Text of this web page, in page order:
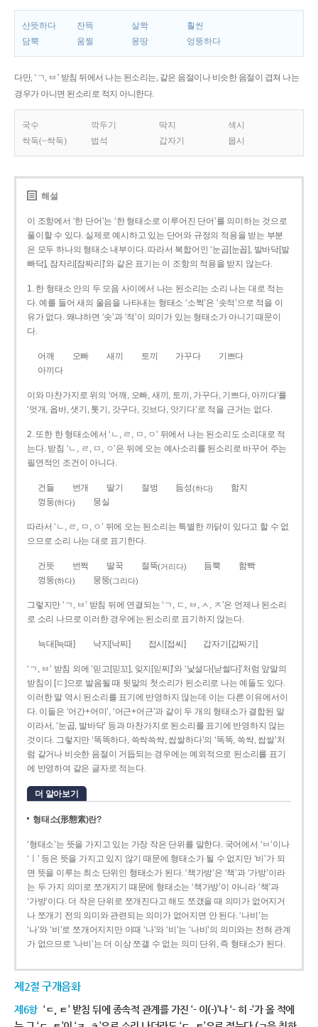
산뜻하다 잔뜩 살짝
훨씬
담뿍
움찔 몽땅 엉뚱하다
다만, ‘ㄱ, ㅂ’ 받침 뒤에서 나는 된소리는, 같은 음절이나 비슷한 음절이 겹쳐 나는
경우가 아니면 된소리로 적지 아니한다.
국수 깍두기 딱지
색시
싹둑(~싹둑)
법석 갑자기 몹시
해설
이 조항에서 ‘한 단어’는 ‘한 형태소로 이루어진 단어’를 의미하는 것으로
풀이할 수 있다. 실제로 예시하고 있는 단어와 규정의 적용을 받는 부분
은 모두 하나의 형태소 내부이다. 따라서 복합어인 ‘눈곱[눈꼽], 발바닥[발
빠닥], 잠자리[잠짜리]’와 같은 표기는 이 조항의 적용을 받지 않는다.
1. 한 형태소 안의 두 모음 사이에서 나는 된소리는 소리 나는 대로 적는
다. 예를 들어 새의 울음을 나타내는 형태소 ‘소쩍’은 ‘솟적’으로 적을 이
유가 없다. 왜냐하면 ‘솟’과 ‘적’이 의미가 있는 형태소가 아니기 때문이
다.
어깨 오빠 새끼 토끼 가꾸다
기쁘다
아끼다
이와 마찬가지로 위의 ‘어깨, 오빠, 새끼, 토끼, 가꾸다, 기쁘다, 아끼다’를
‘엇개, 옵바, 샛기, 톳기, 갓구다, 깃브다, 앗기다’로 적을 근거는 없다.
2. 또한 한 형태소에서 ‘ㄴ, ㄹ, ㅁ, ㅇ’ 뒤에서 나는 된소리도 소리대로 적
는다. 받침 ‘ㄴ, ㄹ, ㅁ, ㅇ’은 뒤에 오는 예사소리를 된소리로 바꾸어 주는
필연적인 조건이 아니다.
건들 번개 딸기 절벙 듬성(하다)
함지
껑둥(하다) 뭉실
따라서 ‘ㄴ, ㄹ, ㅁ, ㅇ’ 뒤에 오는 된소리는 특별한 까닭이 있다고 할 수 없
으므로 소리 나는 대로 표기한다.
건뜻 번쩍 딸꾹 절뚝(거리다) 듬뿍
함빡
껑뚱(하다) 뭉뚱(그리다)
그렇지만 ‘ㄱ, ㅂ’ 받침 뒤에 연결되는 ‘ㄱ, ㄷ, ㅂ, ㅅ, ㅈ’은 언제나 된소리
로 소리 나므로 이러한 경우에는 된소리로 표기하지 않는다.
늑대[늑때] 낙지[낙찌] 접시[접씨] 갑자기[갑짜기]
‘ㄱ, ㅂ’ 받침 외에 ‘믿고[믿꼬], 잊지[읻찌]’와 ‘낯설다[낟썰다]’처럼 앞말의
받침이 [ㄷ]으로 발음될 때 뒷말의 첫소리가 된소리로 나는 예들도 있다.
이러한 말 역시 된소리를 표기에 반영하지 않는데 이는 다른 이유에서이
다. 이들은 ‘어간+어미’, ‘어근+어근’과 같이 두 개의 형태소가 결합된 말
이라서, ‘눈곱, 발바닥’ 등과 마찬가지로 된소리를 표기에 반영하지 않는
것이다. 그렇지만 ‘똑똑하다, 쓱싹쓱싹, 쌉쌀하다’의 ‘똑똑, 쓱싹, 쌉쌀’처
럼 같거나 비슷한 음절이 거듭되는 경우에는 예외적으로 된소리를 표기
에 반영하여 같은 글자로 적는다.
더 알아보기
형태소(形態素)란?
‘형태소’는 뜻을 가지고 있는 가장 작은 단위를 말한다. 국어에서 ‘ㅂ’이나
‘ㅣ’ 등은 뜻을 가지고 있지 않기 때문에 형태소가 될 수 없지만 ‘비’가 되
면 뜻을 이루는 최소 단위인 형태소가 된다. ‘책가방’은 ‘책’과 ‘가방’이라
는 두 가지 의미로 쪼개지기 때문에 형태소는 ‘책가방’이 아니라 ‘책’과
‘가방’이다. 더 작은 단위로 쪼개진다고 해도 쪼갰을 때 의미가 없어지거
나 쪼개기 전의 의미와 관련되는 의미가 없어지면 안 된다. ‘나비’는
‘나’와 ‘비’로 쪼개어지지만 이때 ‘나’와 ‘비’는 ‘나비’의 의미와는 전혀 관계
가 없으므로 ‘나비’는 더 이상 쪼갤 수 없는 의미 단위, 즉 형태소가 된다.
제2절 구개음화
제6항 ‘ㄷ, ㅌ’ 받침 뒤에 종속적 관계를 가진 ‘- 이(-)’나 ‘- 히 -’가 올 적에